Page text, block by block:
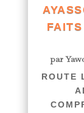
par
ROUTE